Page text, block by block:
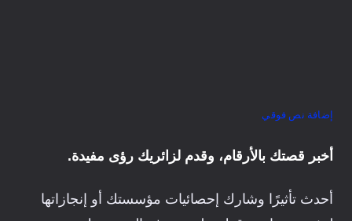
إضافة نص فوقي
أخبر قصتك بالأرقام، وقدم لزائريك رؤى مفيدة.
أحدث تأثيرًا وشارك إحصائيات مؤسستك أو إنجازاتها